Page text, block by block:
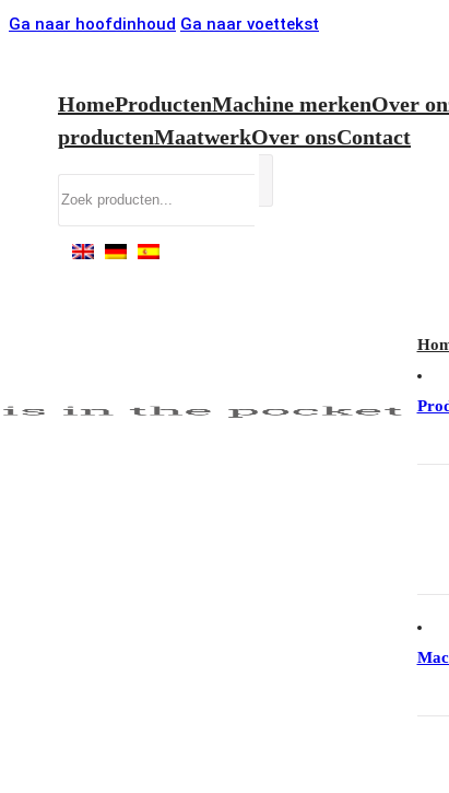
Ga naar hoofdinhoud Ga naar voettekst
HomeProductenMachine merkenOver
productenMaatwerkOver onsContact